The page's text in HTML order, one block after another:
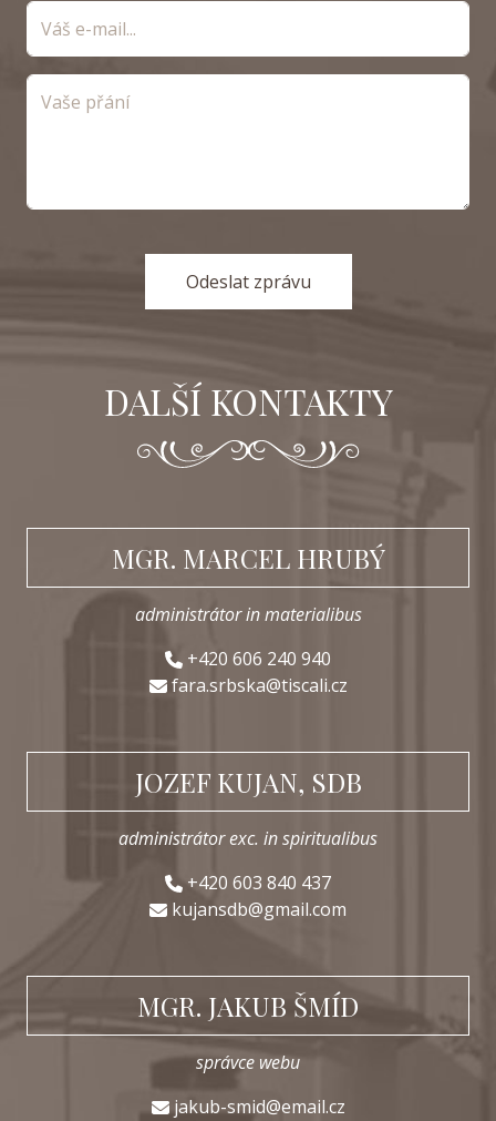
Váš e-mail
Vaše zpráva
Odeslat zprávu
DALŠÍ KONTAKTY
MGR. MARCEL HRUBÝ
administrátor in materialibus
+420 606 240 940
fara.srbska@tiscali.cz
JOZEF KUJAN, SDB
administrátor exc. in spiritualibus
+420 603 840 437
kujansdb@gmail.com
MGR. JAKUB ŠMÍD
správce webu
jakub-smid@email.cz